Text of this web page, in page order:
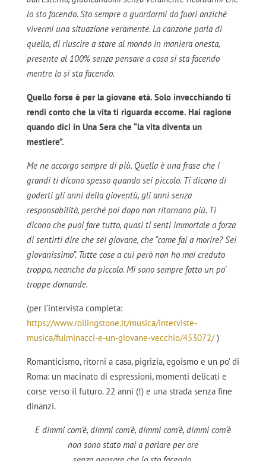
lo sto facendo. Sto sempre a guardarmi da fuori anziché
vivermi una situazione veramente. La canzone parla di
quello, di riuscire a stare al mondo in maniera onesta,
presente al 100% senza pensare a cosa si sta facendo
mentre lo si sta facendo.
Quello forse è per la giovane età. Solo invecchiando ti
rendi conto che la vita ti riguarda eccome. Hai ragione
quando dici in Una Sera che “la vita diventa un
mestiere”.
Me ne accorgo sempre di più. Quella è una frase che i
grandi ti dicono spesso quando sei piccolo. Ti dicono di
goderti gli anni della gioventù, gli anni senza
responsabilità, perché poi dopo non ritornano più. Ti
dicono che puoi fare tutto, quasi ti senti immortale a forza
di sentirti dire che sei giovane, che “come fai a morire? Sei
giovanissimo”. Tutte cose a cui però non ho mai creduto
troppo, neanche da piccolo. Mi sono sempre fatto un po’
troppe domande.
(per l’intervista completa:
https://www.rollingstone.it/musica/interviste-
musica/fulminacci-e-un-giovane-vecchio/453072/)
Romanticismo, ritorni a casa, pigrizia, egoismo e un po’ di
Roma: un macinato di espressioni, momenti delicati e
corse verso il futuro. 22 anni (!) e una strada senza fine
dinanzi.
E dimmi com’è, dimmi com’è, dimmi com’è, dimmi com’è
non sono stato mai a parlare per ore